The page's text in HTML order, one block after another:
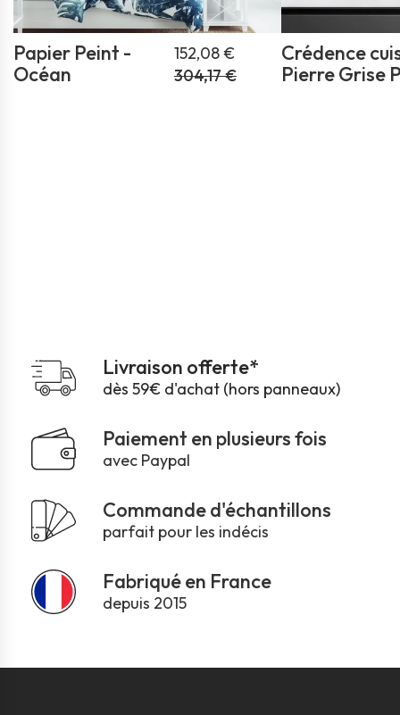
Papier Peint -
Océan
152,08 €
304,17 €
Crédence
Pierre Grise
Livraison offerte*
dès 59€ d'achat (hors panneaux)
Paiement en plusieurs fois
avec Paypal
Commande d'échantillons
parfait pour les indécis
Fabriqué en France
depuis 2015